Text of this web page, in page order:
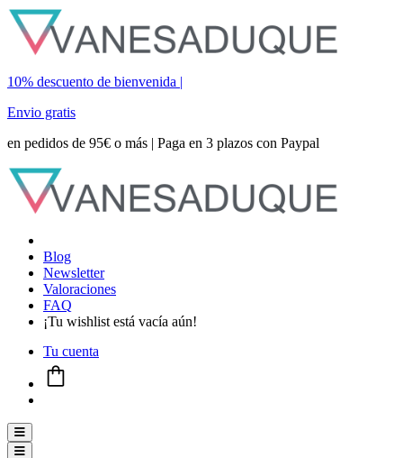
10% descuento de bienvenida |
Envio gratis
en pedidos de 95€ o más | Paga en 3 plazos con Paypal
Blog
Newsletter
Valoraciones
FAQ
¡Tu wishlist está vacía aún!
Tu cuenta
Menú conmutador hamburguesa
Menú conmutador hamburguesa